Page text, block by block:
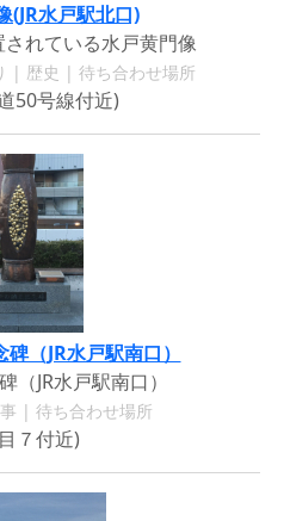
(JR水戸駅北口)
されている水戸黄門像
| 歴史 | 待ち合わせ場所
50号線付近)
（JR水戸駅南口）
（JR水戸駅南口）
| 待ち合わせ場所
７付近)